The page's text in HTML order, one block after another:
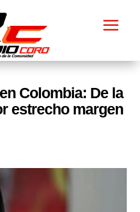
Colombia: De la
estrecho margen